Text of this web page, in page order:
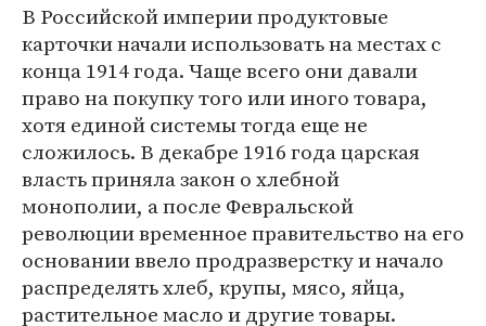
В Российской империи продуктовые
карточки начали использовать на местах с
конца 1914 года. Чаще всего они давали
право на покупку того или иного товара,
хотя единой системы тогда еще не
сложилось. В декабре 1916 года царская
власть приняла закон о хлебной
монополии, а после Февральской
революции временное правительство на его
основании ввело продразверстку и начало
распределять хлеб, крупы, мясо, яйца,
растительное масло и другие товары.